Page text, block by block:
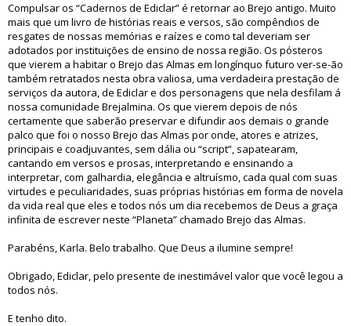
Compulsar os “Cadernos de Ediclar” é retornar ao Brejo antigo. Muito
mais que um livro de histórias reais e versos, são compêndios de
resgates de nossas memórias e raízes e como tal deveriam ser
adotados por instituições de ensino de nossa região. Os pósteros
que vierem a habitar o Brejo das Almas em longínquo futuro ver-se-ão
também retratados nesta obra valiosa, uma verdadeira prestação de
serviços da autora, de Ediclar e dos personagens que nela desfilam á
nossa comunidade Brejalmina. Os que vierem depois de nós
certamente que saberão preservar e difundir aos demais o grande
palco que foi o nosso Brejo das Almas por onde, atores e atrizes,
principais e coadjuvantes, sem dália ou “script”, sapatearam,
cantando em versos e prosas, interpretando e ensinando a
interpretar, com galhardia, elegância e altruísmo, cada qual com suas
virtudes e peculiaridades, suas próprias histórias em forma de novela
da vida real que eles e todos nós um dia recebemos de Deus a graça
infinita de escrever neste “Planeta” chamado Brejo das Almas.
Parabéns, Karla. Belo trabalho. Que Deus a ilumine sempre!
Obrigado, Ediclar, pelo presente de inestimável valor que você legou a
todos nós.
E tenho dito.